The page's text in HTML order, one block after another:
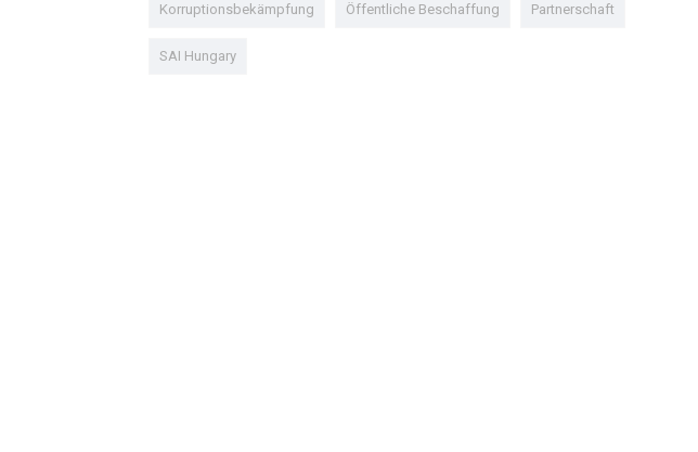
Korruptionsbekämpfung Öffentliche Beschaffung Partnerschaft
SAI Hungary